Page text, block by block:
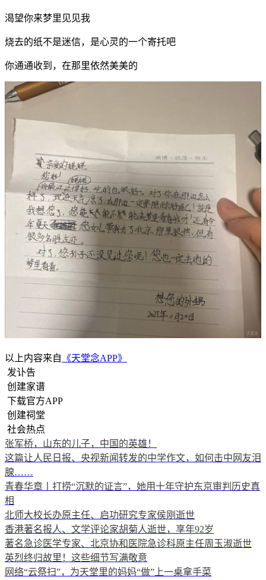
渴望你来梦里见见我
烧去的纸不是迷信，是心灵的一个寄托吧
你通通收到，在那里依然美美的
以上内容来自 《天堂念APP》
发讣告
创建家谱
下载官方APP
创建祠堂
社会热点
张军桥，山东的儿子，中国的英雄！
这篇让人民日报、央视新闻转发的中学作文，如何击中网友泪
腺……
青春华章丨打捞“沉默的证言”，她用十年守护东京审判历史真
相
北师大校长办原主任、启功研究专家侯刚逝世
香港著名报人、文学评论家胡菊人逝世，享年92岁
著名急诊医学专家、北京协和医院急诊科原主任周玉淑逝世
英烈终归故里！这些细节写满敬意
网络“云祭扫”，为天堂里的妈妈“做”上一桌拿手菜